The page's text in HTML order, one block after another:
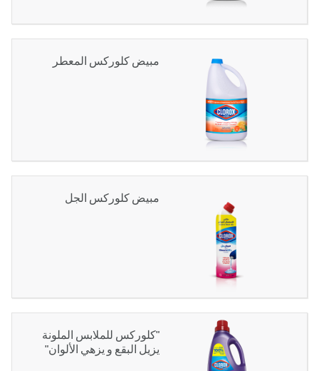
مبيض كلوركس المعطر
مبيض كلوركس الجل
"كلوركس للملابس الملونة
يزيل البقع و يزهي الألوان"